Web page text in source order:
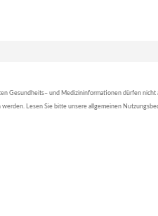
Gesundheits– und Medizininformationen dürfen nicht
Lesen Sie bitte unsere allgemeinen